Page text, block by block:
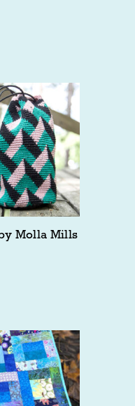
Molla Mills